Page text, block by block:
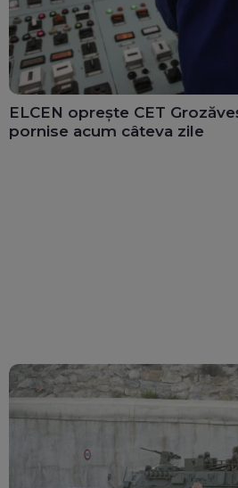
ELCEN oprește CET
pornise acum câteva zile